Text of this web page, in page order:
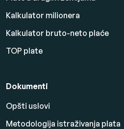
Kalkulator milionera
Kalkulator bruto-neto plaće
TOP plate
Dokumenti
Opšti uslovi
Metodologija istraživanja plata